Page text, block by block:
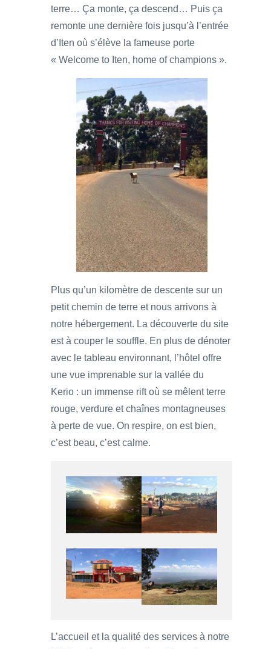
terre… Ça monte, ça descend… Puis ça
remonte une dernière fois jusqu’à l’entrée
d’Iten où s’élève la fameuse porte
« Welcome to Iten, home of champions ».
Plus qu’un kilomètre de descente sur un
petit chemin de terre et nous arrivons à
notre hébergement. La découverte du site
est à couper le souffle. En plus de dénoter
avec le tableau environnant, l’hôtel offre
une vue imprenable sur la vallée du
Kerio : un immense rift où se mêlent terre
rouge, verdure et chaînes montagneuses
à perte de vue. On respire, on est bien,
c’est beau, c’est calme.
L’accueil et la qualité des services à notre